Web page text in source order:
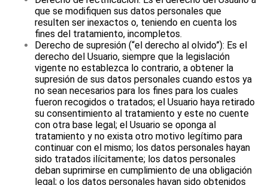
que se modifiquen sus datos personales que
resulten ser inexactos o, teniendo en cuenta los
fines del tratamiento, incompletos.
Derecho de supresión (“el derecho al olvido”): Es el
derecho del Usuario, siempre que la legislación
vigente no establezca lo contrario, a obtener la
supresión de sus datos personales cuando estos ya
no sean necesarios para los fines para los cuales
fueron recogidos o tratados; el Usuario haya retirado
su consentimiento al tratamiento y este no cuente
con otra base legal; el Usuario se oponga al
tratamiento y no exista otro motivo legítimo para
continuar con el mismo; los datos personales hayan
sido tratados ilícitamente; los datos personales
deban suprimirse en cumplimiento de una obligación
legal; o los datos personales hayan sido obtenidos